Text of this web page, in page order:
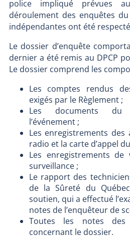
police impliqué prévues
déroulement des enquêtes
indépendantes ont été
Le dossier d’enquête
dernier a été remis au DPCP
Le dossier comprend les
Les comptes rendus
exigés par le Règlement ;
Les documents du
l’événement ;
Les enregistrements des
radio et la carte d’appel du
Les enregistrements
surveillance ;
Le rapport des
de la Sûreté du
soutien, qui a effectué
notes de l’enquêteur de
Toutes les notes des
concernant le dossier.